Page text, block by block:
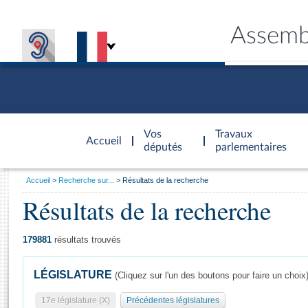
Accueil
d'accueil
Vos
députés
Travaux
parlementaires
Général
Vous
Accueil Recherche sur... Résultats de la recherche
Résultats de la recherche
179881 résultats trouvés
LÉGISLATURE (Cliquez sur l'un des boutons pour faire un choix)
17e législature (X) Précédentes législatures